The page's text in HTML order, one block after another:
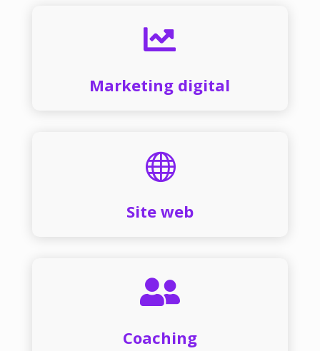

Marketing digital

Site web

Coaching